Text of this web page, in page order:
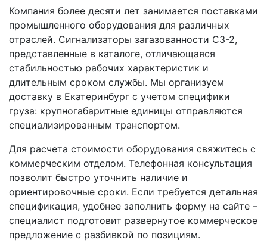
Компания более десяти лет занимается поставками
промышленного оборудования для различных
отраслей. Сигнализаторы загазованности СЗ-2,
представленные в каталоге, отличающаяся
стабильностью рабочих характеристик и
длительным сроком службы. Мы организуем
доставку в Екатеринбург с учетом специфики
груза: крупногабаритные единицы отправляются
специализированным транспортом.
Для расчета стоимости оборудования свяжитесь с
коммерческим отделом. Телефонная консультация
позволит быстро уточнить наличие и
ориентировочные сроки. Если требуется детальная
спецификация, удобнее заполнить форму на сайте –
специалист подготовит развернутое коммерческое
предложение с разбивкой по позициям.